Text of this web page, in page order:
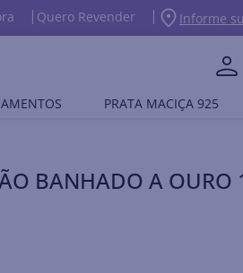
Quero Revender Informe
PRATA MACIÇA 925
BANHADO A OURO